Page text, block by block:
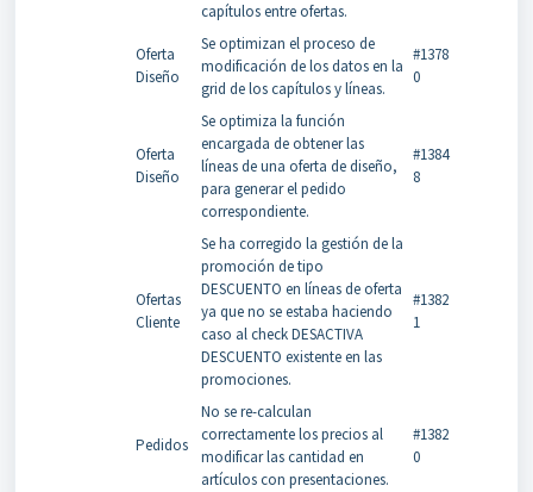
capítulos entre ofertas.
Oferta
Diseño
Se optimizan el proceso de
modificación de los datos en la
grid de los capítulos y líneas.
#1378
0
Oferta
Diseño
Se optimiza la función
encargada de obtener las
líneas de una oferta de diseño,
para generar el pedido
correspondiente.
#1384
8
Ofertas
Cliente
Se ha corregido la gestión de la
promoción de tipo
DESCUENTO en líneas de oferta
ya que no se estaba haciendo
caso al check DESACTIVA
DESCUENTO existente en las
promociones.
#1382
1
Pedidos
No se re-calculan
correctamente los precios al
modificar las cantidad en
artículos con presentaciones.
#1382
0